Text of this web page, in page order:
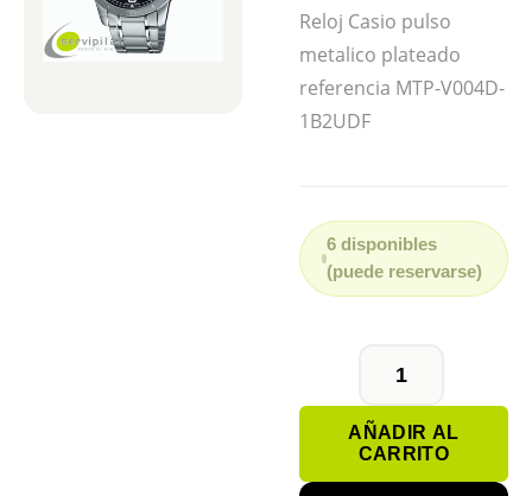
Reloj Casio pulso
metalico plateado
referencia MTP-V004D-
1B2UDF
6 disponibles
(puede reservarse)
CASIO
MTP-
V004D-
1B2UDF
cantidad
AÑADIR AL
CARRITO